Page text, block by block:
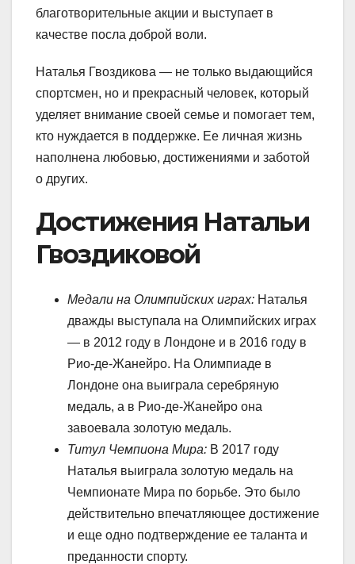
благотворительные акции и выступает в
качестве посла доброй воли.
Наталья Гвоздикова — не только выдающийся
спортсмен, но и прекрасный человек, который
уделяет внимание своей семье и помогает тем,
кто нуждается в поддержке. Ее личная жизнь
наполнена любовью, достижениями и заботой
о других.
Достижения Натальи
Гвоздиковой
Медали на Олимпийских играх: Наталья
дважды выступала на Олимпийских играх
— в 2012 году в Лондоне и в 2016 году в
Рио-де-Жанейро. На Олимпиаде в
Лондоне она выиграла серебряную
медаль, а в Рио-де-Жанейро она
завоевала золотую медаль.
Титул Чемпиона Мира: В 2017 году
Наталья выиграла золотую медаль на
Чемпионате Мира по борьбе. Это было
действительно впечатляющее достижение
и еще одно подтверждение ее таланта и
преданности спорту.